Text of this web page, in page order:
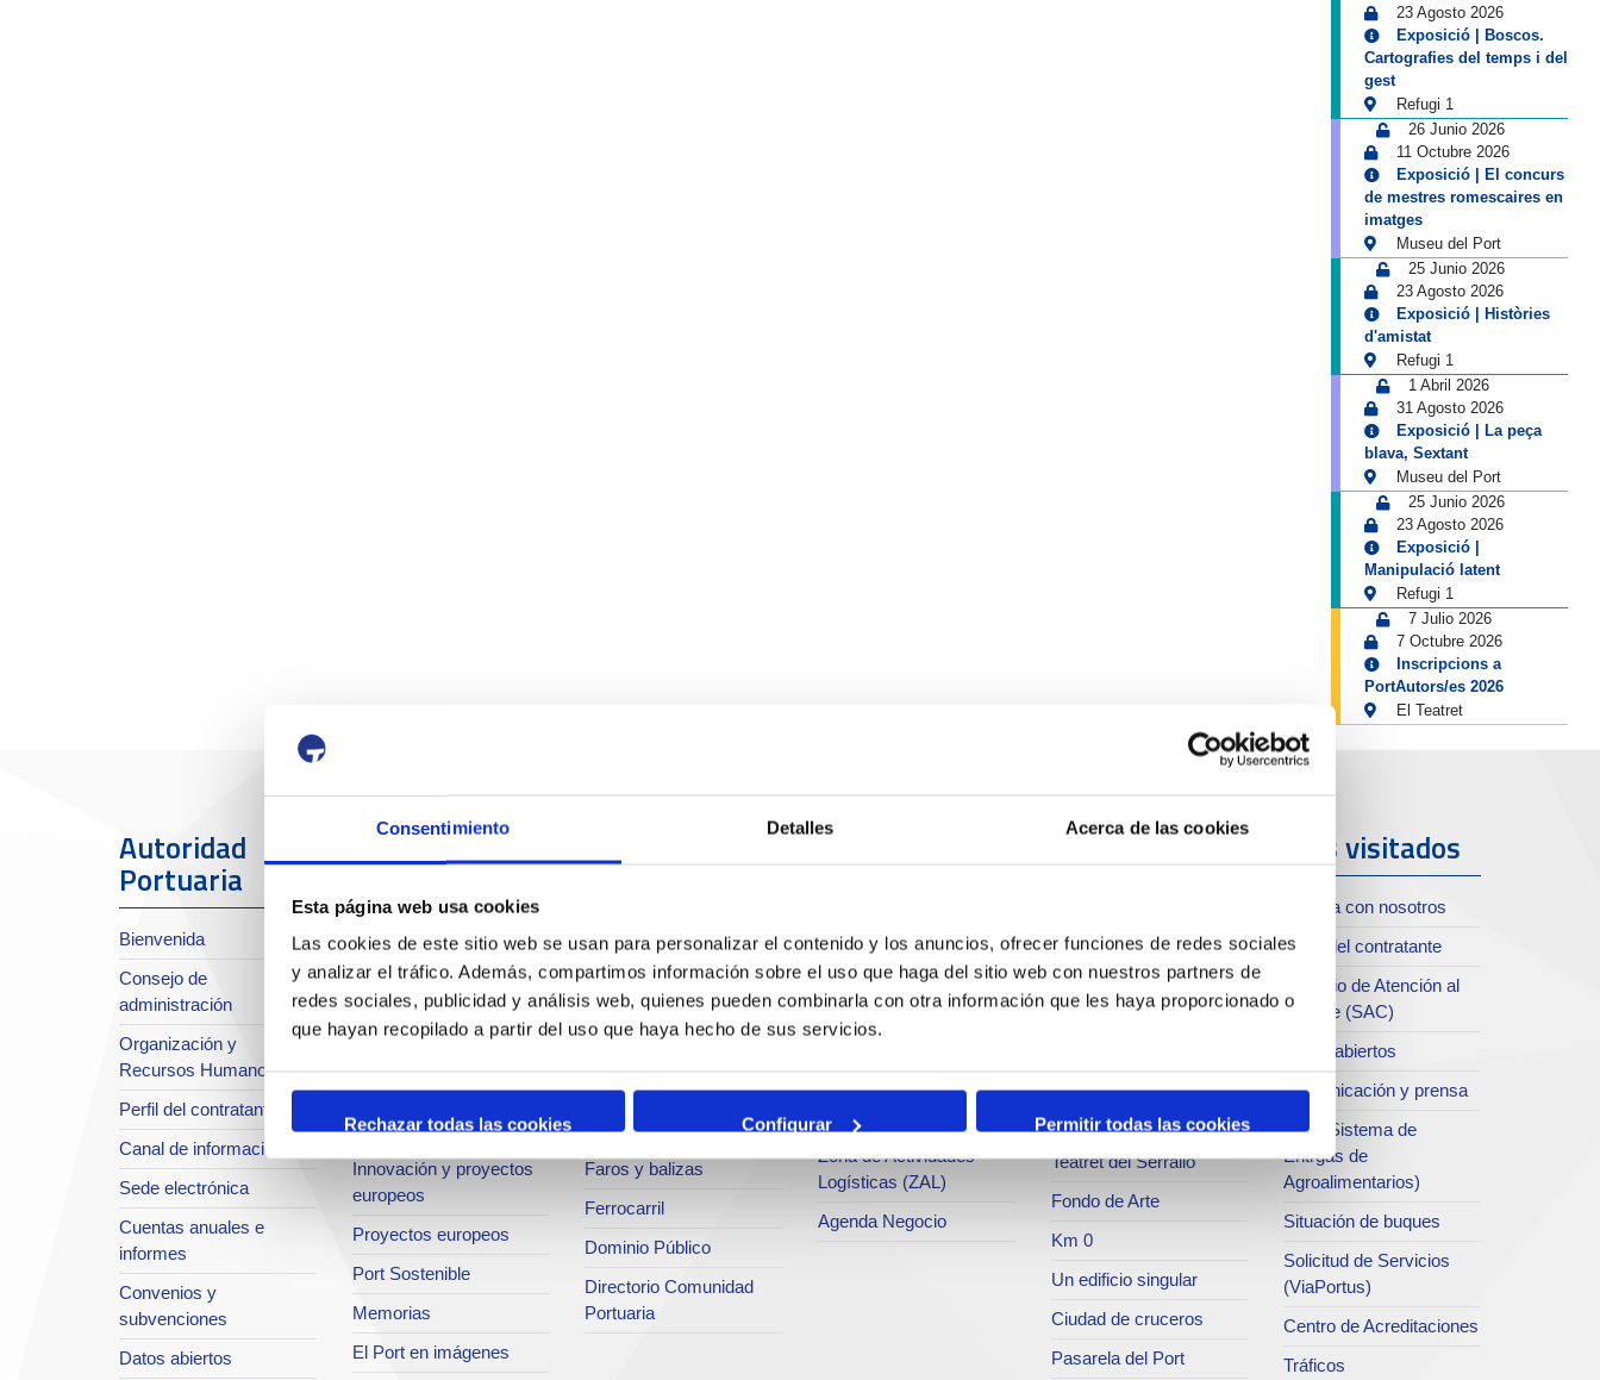
Consentimiento Detalles Acerca de las cookies
Esta página web usa cookies
Las cookies de este sitio web se usan para personalizar el contenido y los anuncios, ofrecer funciones de redes sociales
y analizar el tráfico. Además, compartimos información sobre el uso que haga del sitio web con nuestros partners de
redes sociales, publicidad y análisis web, quienes pueden combinarla con otra información que les haya proporcionado o
que hayan recopilado a partir del uso que haya hecho de sus servicios.
Rechazar todas las cookies Configurar Permitir todas las cookies
23 Agosto 2026
Exposició | Boscos.
Cartografies del temps i del
gest
Refugi 1
26 Junio 2026
11 Octubre 2026
Exposició | El concurs
de mestres romescaires en
imatges
Museu del Port
25 Junio 2026
23 Agosto 2026
Exposició | Històries
d'amistat
Refugi 1
1 Abril 2026
31 Agosto 2026
Exposició | La peça
blava, Sextant
Museu del Port
25 Junio 2026
23 Agosto 2026
Exposició |
Manipulació latent
Refugi 1
7 Julio 2026
7 Octubre 2026
Inscripcions a
PortAutors/es 2026
El Teatret
Autoridad
Portuaria
Bienvenida
Consejo de
administración
Organización y
Recursos Humanos
Perfil del contratante
Canal de información
Sede electrónica
Cuentas anuales e
informes
Convenios y
subvenciones
Datos abiertos
El Puerto
Sobre el Port
Situación y accesos
Planificación estratégica
Infraestructuras en
Seguridad Integral
Sistema de Calidad
Innovación y proyectos
europeos
Proyectos europeos
Port Sostenible
Memorias
El Port en imágenes
Servicios
Bunkering
Servicios comerciales
Tarifas y tasas
Centro de Acreditaciones
Faros y balizas
Ferrocarril
Dominio Público
Directorio Comunidad
Portuaria
Negocio
Estadísticas
SEA - (Sistema de
entregas de
agroalimentarios)
Terminales
Intermodalidad
Zona de Actividades
Logísticas (ZAL)
Agenda Negocio
Puerto y
ciudad
Moll de Costa
Archivo del Port
Servicio de
Museo del Port
Teatret del Serrallo
Fondo de Arte
Km 0
Un edificio singular
Ciudad de cruceros
Pasarela del Port
Más visitados
Trabaja con nosotros
Perfil del contratante
Servicio de Atención al
Clliente (SAC)
Datos abiertos
Comunicación y prensa
SEA (Sistema de
Entrgas de
Agroalimentarios)
Situación de buques
Solicitud de Servicios
(ViaPortus)
Centro de Acreditaciones
Tráficos